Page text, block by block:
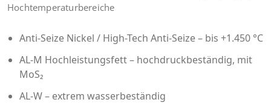
Hochtemperaturbereiche
Anti-Seize Nickel / High-Tech Anti-Seize – bis +1.450 °C
AL-M Hochleistungsfett – hochdruckbeständig, mit
MoS₂
AL-W – extrem wasserbeständig